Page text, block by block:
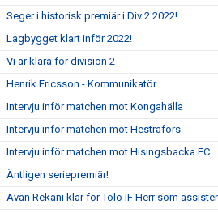
Seger i historisk premiär i Div 2 2022!
Lagbygget klart inför 2022!
Vi är klara för division 2
Henrik Ericsson - Kommunikatör
Intervju inför matchen mot Kongahälla
Intervju inför matchen mot Hestrafors
Intervju inför matchen mot Hisingsbacka FC
Äntligen seriepremiär!
Avan Rekani klar för Tölö IF Herr som